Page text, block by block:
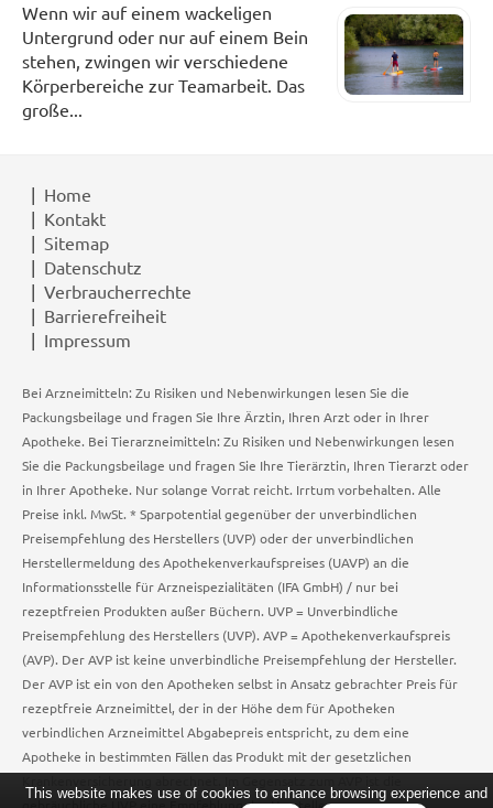
Wenn wir auf einem wackeligen
Untergrund oder nur auf einem Bein
stehen, zwingen wir verschiedene
Körperbereiche zur Teamarbeit. Das
große...
Home
Kontakt
Sitemap
Datenschutz
Verbraucherrechte
Barrierefreiheit
Impressum
Bei Arzneimitteln: Zu Risiken und Nebenwirkungen lesen Sie die
Packungsbeilage und fragen Sie Ihre Ärztin, Ihren Arzt oder in Ihrer
Apotheke. Bei Tierarzneimitteln: Zu Risiken und Nebenwirkungen lesen
Sie die Packungsbeilage und fragen Sie Ihre Tierärztin, Ihren Tierarzt oder
in Ihrer Apotheke. Nur solange Vorrat reicht. Irrtum vorbehalten. Alle
Preise inkl. MwSt. * Sparpotential gegenüber der unverbindlichen
Preisempfehlung des Herstellers (UVP) oder der unverbindlichen
Herstellermeldung des Apothekenverkaufspreises (UAVP) an die
Informationsstelle für Arzneispezialitäten (IFA GmbH) / nur bei
rezeptfreien Produkten außer Büchern. UVP = Unverbindliche
Preisempfehlung des Herstellers (UVP). AVP = Apothekenverkaufspreis
(AVP). Der AVP ist keine unverbindliche Preisempfehlung der Hersteller.
Der AVP ist ein von den Apotheken selbst in Ansatz gebrachter Preis für
rezeptfreie Arzneimittel, der in der Höhe dem für Apotheken
verbindlichen Arzneimittel Abgabepreis entspricht, zu dem eine
Apotheke in bestimmten Fällen das Produkt mit der gesetzlichen
This website makes use of cookies to enhance browsing experience and